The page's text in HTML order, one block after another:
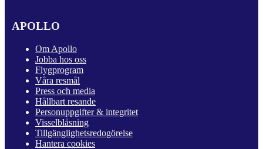
APOLLO
Om Apollo
Jobba hos oss
Flygprogram
Våra resmål
Press och media
Hållbart resande
Personuppgifter & integritet
Visselblåsning
Tillgänglighetsredogörelse
Hantera cookies